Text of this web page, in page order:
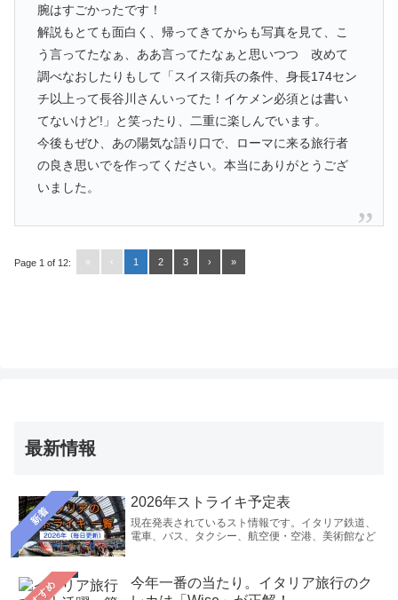
腕はすごかったです！
解説もとても面白く、帰ってきてからも写真を見て、こ
う言ってたなぁ、ああ言ってたなぁと思いつつ 改めて
調べなおしたりもして「スイス衛兵の条件、身長174セン
チ以上って長谷川さんいってた！イケメン必須とは書い
てないけど!」と笑ったり、二重に楽しんでいます。
今後もぜひ、あの陽気な語り口で、ローマに来る旅行者
の良き思いでを作ってください。本当にありがとうござ
いました。
Page 1 of 12: « ‹ 1 2 3 › »
最新情報
新着
2026年ストライキ予定表
現在発表されているスト情報です。イタリア鉄道、
電車、バス、タクシー、航空便・空港、美術館など
今年一番の当たり。イタリア旅行のク